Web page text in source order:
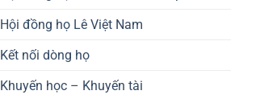
Hội đồng họ Lê Việt Nam
Kết nối dòng họ
Khuyến học – Khuyến tài